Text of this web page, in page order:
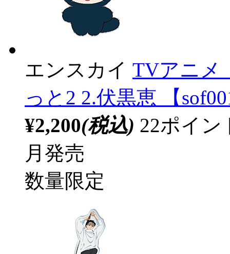
エンスカイ TVアニメ
っと2 2.伏黒恵 【
¥2,200(税込) 22ポイ
月発売
数量限定